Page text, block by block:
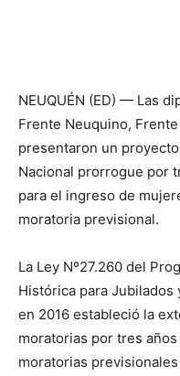
NEUQUÉN (ED) — Las
Frente Neuquino,
presentaron un
Nacional prorrogue por
para el ingreso de
moratoria previsional.
La Ley Nº27.260 del
Histórica para Jubilados
en 2016 estableció la
moratorias por tres
moratorias